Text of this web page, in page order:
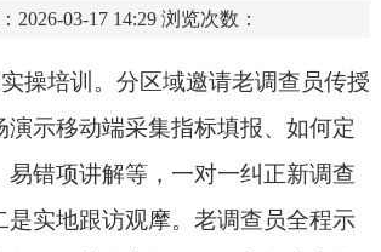
2026-03-17 14:29 浏览次数：
培训。分区域邀请老调查员传授
演示移动端采集指标填报、如何定
易错项讲解等，一对一纠正新调查
是实地跟访观摩。老调查员全程示